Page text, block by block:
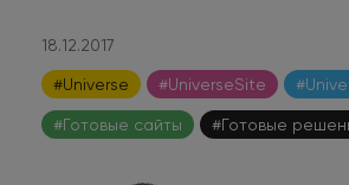
18.12.2017
#Universe #UniverseSite
#Готовые сайты #Готовые